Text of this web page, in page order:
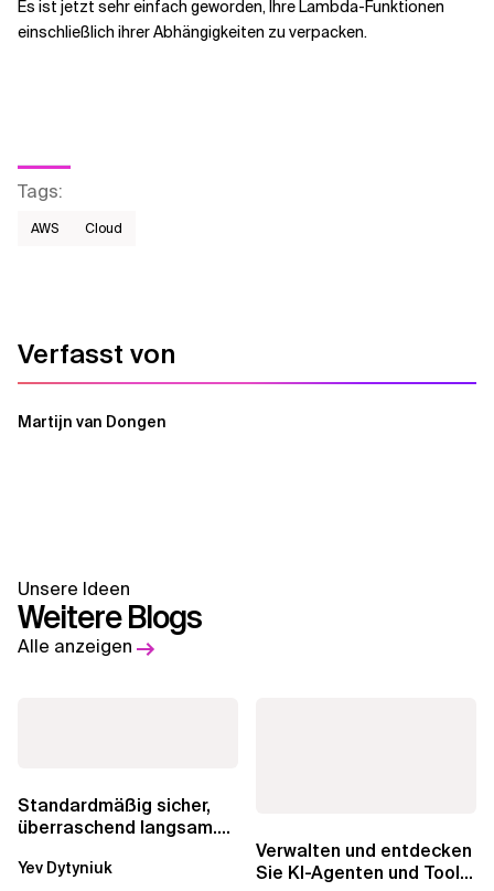
Es ist jetzt sehr einfach geworden, Ihre Lambda-Funktionen
einschließlich ihrer Abhängigkeiten zu verpacken.
Tags:
AWS​ Cloud
Verfasst von
Martijn van Dongen
Unsere Ideen
Weitere Blogs
Alle anzeigen
Standardmäßig sicher,
überraschend langsam.
über die RDS...
Yev Dytyniuk
Verwalten und entdecken
Sie KI-Agenten und Tools